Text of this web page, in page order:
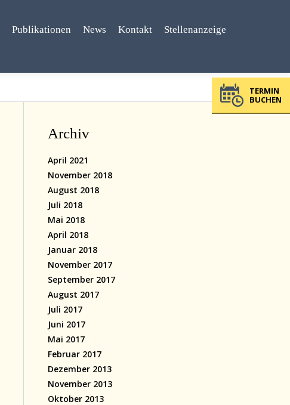
Publikationen News Kontakt Stellenanzeige
Archiv
April 2021
November 2018
August 2018
Juli 2018
Mai 2018
April 2018
Januar 2018
November 2017
September 2017
August 2017
Juli 2017
Juni 2017
Mai 2017
Februar 2017
Dezember 2013
November 2013
Oktober 2013
TERMIN
BUCHEN